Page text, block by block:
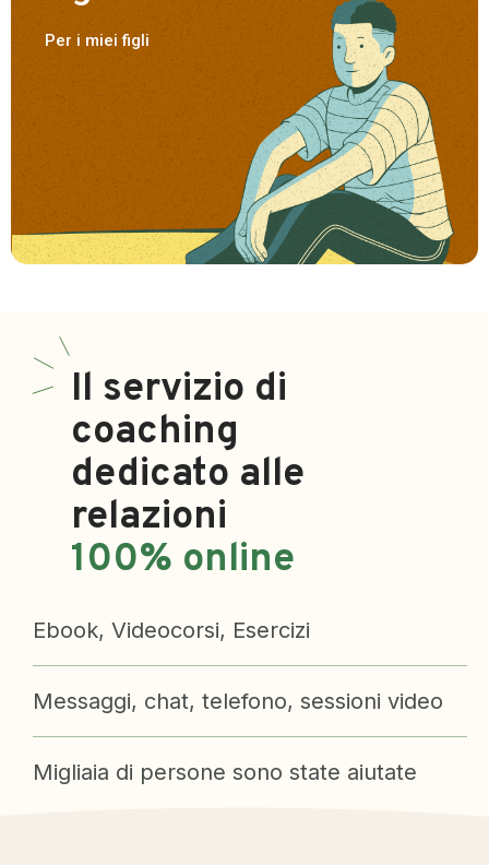
Per i miei figli
Il servizio di
coaching
dedicato alle
relazioni
100% online
Ebook, Videocorsi, Esercizi
Messaggi, chat, telefono, sessioni video
Migliaia di persone sono state aiutate